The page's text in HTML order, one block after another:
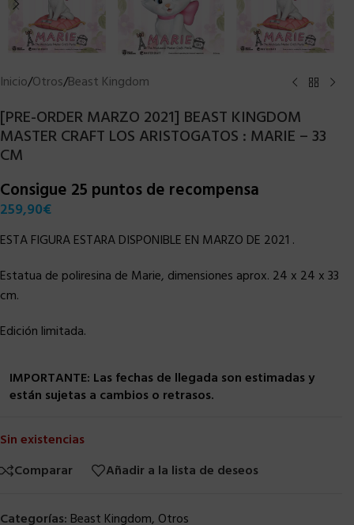
Inicio/Otros/Beast Kingdom
[PRE-ORDER MARZO 2021] BEAST KINGDOM
MASTER CRAFT LOS ARISTOGATOS : MARIE – 33
CM
Consigue 25 puntos de recompensa
259,90€
ESTA FIGURA ESTARA DISPONIBLE EN MARZO DE 2021 .
Estatua de poliresina de Marie, dimensiones aprox. 24 x 24 x 33
cm.
Edición limitada.
IMPORTANTE: Las fechas de llegada son estimadas y
están sujetas a cambios o retrasos.
Sin existencias
Comparar
Añadir a la lista de deseos
Categorías: Beast Kingdom, Otros